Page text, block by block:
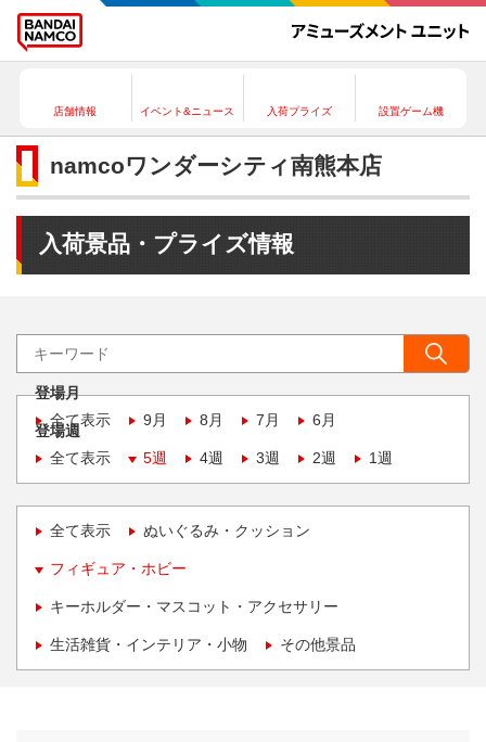
店舗情報 イベント&ニュース 入荷プライズ 設置ゲーム機
namcoワンダーシティ南熊本店
入荷景品・プライズ情報
登場月
全て表示
9月 8月 7月 6月
登場週
全て表示
5週 4週 3週 2週 1週
全て表示 ぬいぐるみ・クッション
フィギュア・ホビー
キーホルダー・マスコット・アクセサリー
生活雑貨・インテリア・小物 その他景品